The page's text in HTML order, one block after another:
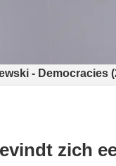
- Democracies
zich